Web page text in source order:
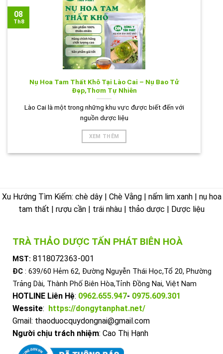
Nụ Hoa Tam Thất Khô Tại Lào Cai – Nụ Bao Tử
Đẹp,Thơm Tự Nhiên
Lào Cai là một trong những khu vực được biết đến với
nguồn dược liệu
XEM THÊM
08
Th8
Xu Hướng Tìm Kiếm: chè dây | Chè Vằng | nấm lim xanh | nụ hoa
tam thất | rượu cần | trái nhàu | thảo dược | Dược liệu
TRÀ THẢO DƯỢC TẤN PHÁT BIÊN HOÀ
MST: 8118072363-001
ĐC : 639/60 Hẻm 62, Đường Nguyễn Thái Học,Tổ 20, Phường
Trảng Dài, Thành Phố Biên Hòa,Tỉnh Đồng Nai, Việt Nam
HOTLINE Liên Hệ: 0962.655.947- 0975.609.301
Wessite:
https://dongytanphat.net/
Gmail: thaoduocquydongnai@gmail.com
Người chịu trách nhiệm: Cao Thị Hạnh